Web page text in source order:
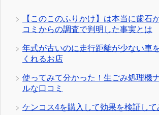
【このこのふりかけ】は本当に歯石
コミからの調査で判明した事実とは
年式が古いのに走行距離が少ない車
くれるお店
使ってみて分かった！生ごみ処理機
ルな口コミ
ケンコス4を購入して効果を検証して